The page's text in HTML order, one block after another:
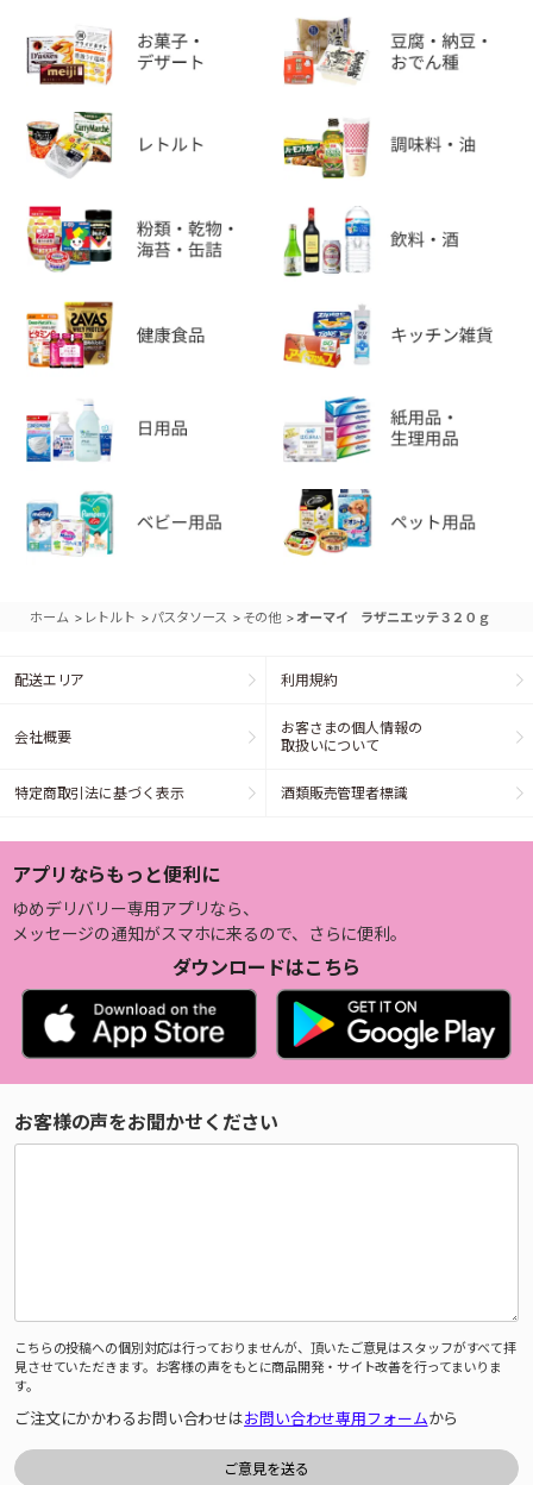
ホーム > レトルト > パスタソース > その他 >オーマイ ラザニエッテ３２０ｇ
配送エリア 利用規約
会社概要
お客さまの個人情報の
取扱いについて
特定商取引法に基づく表示 酒類販売管理者標識
アプリならもっと便利に
ゆめデリバリー専用アプリなら、
メッセージの通知がスマホに来るので、さらに便利。
ダウンロードはこちら
お客様の声をお聞かせください
こちらの投稿への個別対応は行っておりませんが、頂いたご意見はスタッフがすべて拝
見させていただきます。お客様の声をもとに商品開発・サイト改善を行ってまいりま
す。
ご注文にかかわるお問い合わせはお問い合わせ専用フォームから